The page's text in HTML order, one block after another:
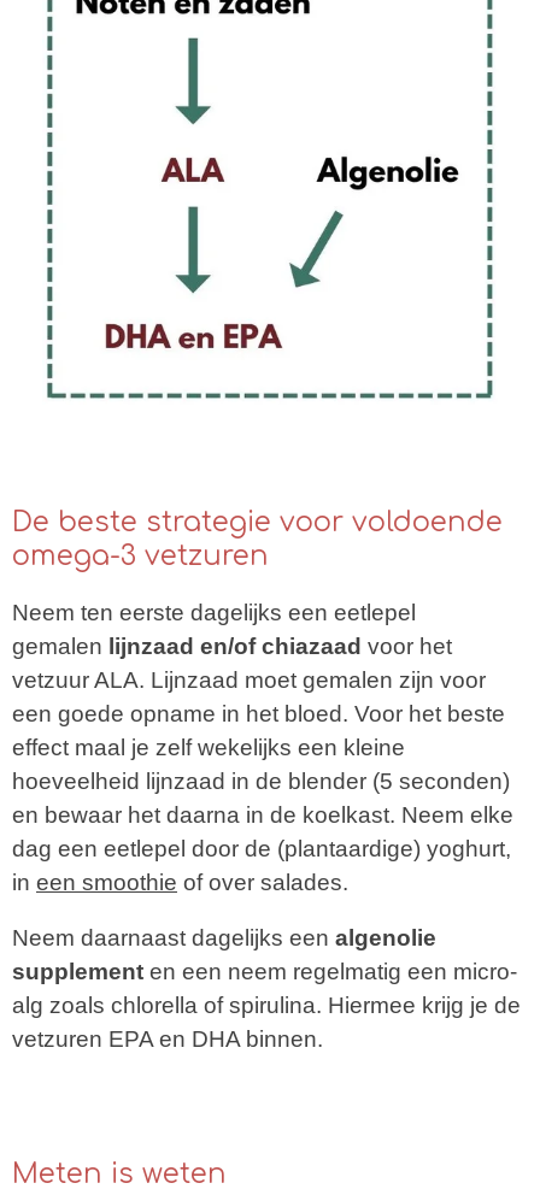
De beste strategie voor voldoende
omega-3 vetzuren
Neem ten eerste dagelijks een eetlepel
gemalen lijnzaad en/of chiazaad voor het
vetzuur ALA. Lijnzaad moet gemalen zijn voor
een goede opname in het bloed. Voor het beste
effect maal je zelf wekelijks een kleine
hoeveelheid lijnzaad in de blender (5 seconden)
en bewaar het daarna in de koelkast. Neem elke
dag een eetlepel door de (plantaardige) yoghurt,
in een smoothie of over salades.
Neem daarnaast dagelijks een algenolie
supplement en een neem regelmatig een micro-
alg zoals chlorella of spirulina. Hiermee krijg je de
vetzuren EPA en DHA binnen.
Meten is weten